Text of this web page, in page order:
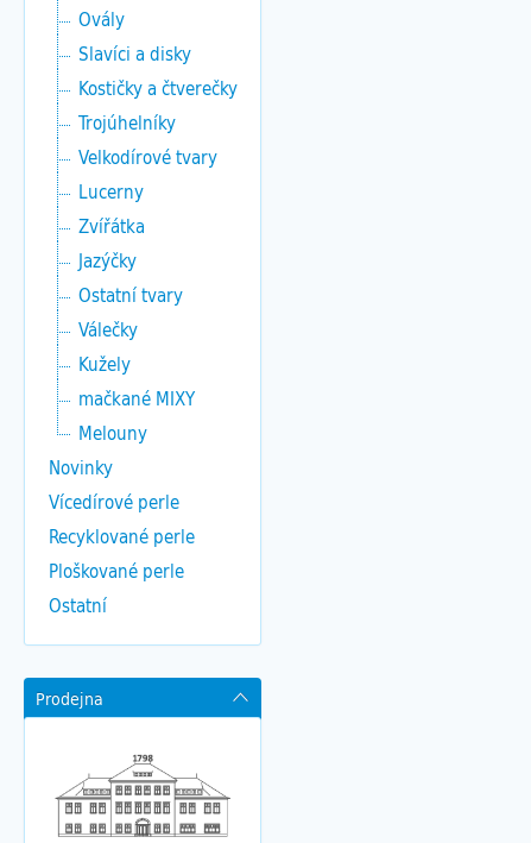
Ovály
Slavíci a disky
Kostičky a čtverečky
Trojúhelníky
Velkodírové tvary
Lucerny
Zvířátka
Jazýčky
Ostatní tvary
Válečky
Kužely
mačkané MIXY
Melouny
Novinky
Vícedírové perle
Recyklované perle
Ploškované perle
Ostatní
Prodejna